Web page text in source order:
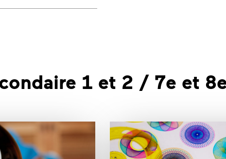
1 et 2 / 7e et